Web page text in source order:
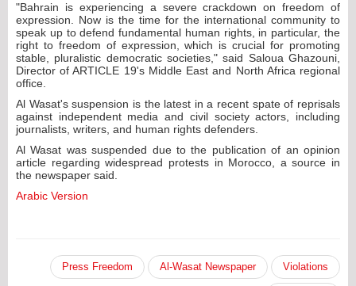
"Bahrain is experiencing a severe crackdown on freedom of
expression. Now is the time for the international community to
speak up to defend fundamental human rights, in particular, the
right to freedom of expression, which is crucial for promoting
stable, pluralistic democratic societies," said Saloua Ghazouni,
Director of ARTICLE 19's Middle East and North Africa regional
office.
Al Wasat's suspension is the latest in a recent spate of reprisals
against independent media and civil society actors, including
journalists, writers, and human rights defenders.
Al Wasat was suspended due to the publication of an opinion
article regarding widespread protests in Morocco, a source in
the newspaper said.
Arabic Version
Violations
Al-Wasat Newspaper
Press Freedom